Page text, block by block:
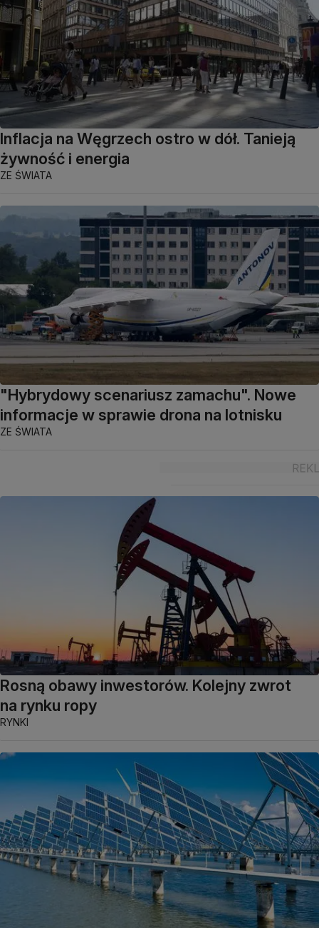
Inflacja na Węgrzech ostro w dół. Tanieją
żywność i energia
ZE ŚWIATA
"Hybrydowy scenariusz zamachu". Nowe
informacje w sprawie drona na lotnisku
ZE ŚWIATA
Rosną obawy inwestorów. Kolejny zwrot
na rynku ropy
RYNKI